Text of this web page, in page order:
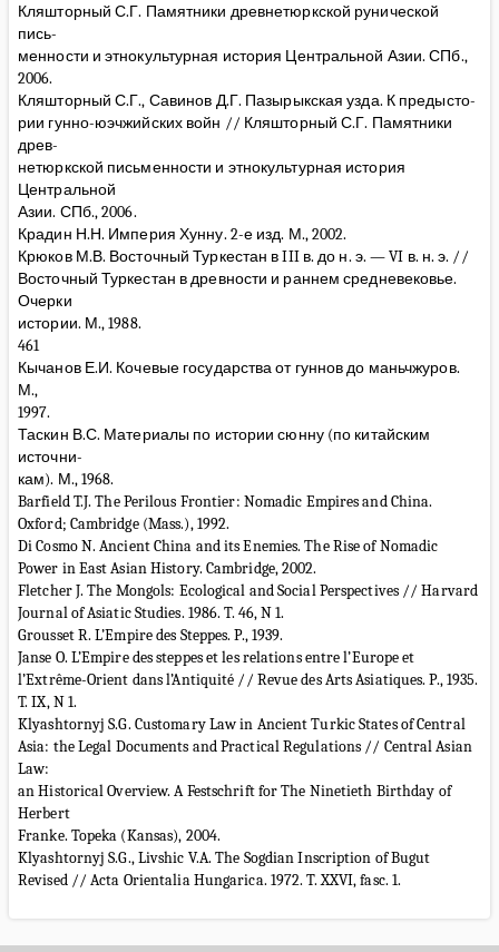
Кляшторный С.Г. Памятники древнетюркской рунической
пись-
менности и этнокультурная история Центральной Азии. СПб.,
2006.
Кляшторный С.Г., Савинов Д.Г. Пазырыкская узда. К предысто-
рии гунно-юэчжийских войн // Кляшторный С.Г. Памятники
древ-
нетюркской письменности и этнокультурная история
Центральной
Азии. СПб., 2006.
Крадин Н.Н. Империя Хунну. 2-е изд. М., 2002.
Крюков М.В. Восточный Туркестан в III в. до н. э. — VI в. н. э. //
Восточный Туркестан в древности и раннем средневековье.
Очерки
истории. М., 1988.
461
Кычанов Е.И. Кочевые государства от гуннов до маньчжуров.
М.,
1997.
Таскин В.С. Материалы по истории сюнну (по китайским
источни-
кам). М., 1968.
Barfield T.J. The Perilous Frontier: Nomadic Empires and China.
Oxford; Cambridge (Mass.), 1992.
Di Cosmo N. Ancient China and its Enemies. The Rise of Nomadic
Power in East Asian History. Cambridge, 2002.
Fletcher J. The Mongols: Ecological and Social Perspectives // Harvard
Journal of Asiatic Studies. 1986. T. 46, N 1.
Grousset R. L’Empire des Steppes. P., 1939.
Janse O. L’Empire des steppes et les relations entre l’Europe et
l’Extrême-Orient dans l’Antiquité // Revue des Arts Asiatiques. P., 1935.
T. IX, N 1.
Klyashtornyj S.G. Customary Law in Ancient Turkic States of Central
Asia: the Legal Documents and Practical Regulations // Central Asian
Law:
an Historical Overview. A Festschrift for The Ninetieth Birthday of
Herbert
Franke. Topeka (Kansas), 2004.
Klyashtornyj S.G., Livshic V.A. The Sogdian Inscription of Bugut
Revised // Acta Orientalia Hungarica. 1972. T. XXVI, fasc. 1.